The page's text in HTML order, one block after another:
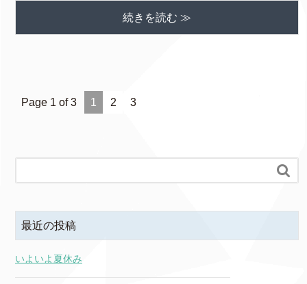
続きを読む ≫
Page 1 of 3 1 2 3

最近の投稿
いよいよ夏休み